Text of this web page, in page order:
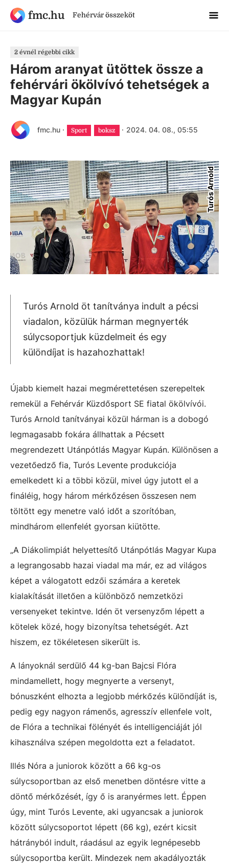
fmc.hu Fehérvár összeköt
2 évnél régebbi cikk
Három aranyat ütöttek össze a
fehérvári ökölvívó tehetségek a
Magyar Kupán
fmc.hu · Sport boksz · 2024. 04. 08., 05:55
Turós Arnold
Turós Arnold öt tanítványa indult a pécsi
viadalon, közülük hárman megnyerték
súlycsoportjuk küzdelmeit és egy
különdíjat is hazahozhattak!
Újabb kiemelt hazai megmérettetésen szerepeltek
remekül a Fehérvár Küzdősport SE fiatal ökölvívói.
Turós Arnold tanítványai közül hárman is a dobogó
legmagasabb fokára állhattak a Pécsett
megrendezett Utánpótlás Magyar Kupán. Különösen a
vezetőedző fia, Turós Levente produkciója
emelkedett ki a többi közül, mivel úgy jutott el a
fináléig, hogy három mérkőzésen összesen nem
töltött egy menetre való időt a szorítóban,
mindhárom ellenfelét gyorsan kiütötte.
„A Diákolimpiát helyettesítő Utánpótlás Magyar Kupa
a legrangosabb hazai viadal ma már, ez ad világos
képet a válogatott edzői számára a keretek
kialakítását illetően a különböző nemzetközi
versenyeket tekintve. Idén öt versenyzőm lépett a
kötelek közé, hogy bizonyítsa tehetségét. Azt
hiszem, ez tökéletesen sikerült is.
A lányoknál serdülő 44 kg-ban Bajcsi Flóra
mindamellett, hogy megnyerte a versenyt,
bónuszként elhozta a legjobb mérkőzés különdíját is,
pedig egy nagyon rámenős, agresszív ellenfele volt,
de Flóra a technikai fölényét és intelligenciáját jól
kihasználva szépen megoldotta ezt a feladatot.
Illés Nóra a juniorok között a 66 kg-os
súlycsoportban az első menetben döntésre vitte a
döntő mérkőzését, így ő is aranyérmes lett. Éppen
úgy, mint Turós Levente, aki ugyancsak a juniorok
között súlycsoportot lépett (66 kg), ezért kicsit
hátrányból indult, ráadásul az egyik legnépesebb
súlycsoportba került. Mindezek nem akadályozták